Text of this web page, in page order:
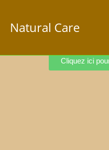
Natural Care
Cliquez ici